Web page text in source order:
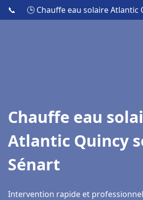
📞 🕒 Chauffe eau solaire Atlantic
Chauffe eau
Atlantic Quincy
Sénart
Intervention rapide et